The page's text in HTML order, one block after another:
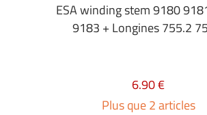
ESA winding stem 9180
9183 + Longines 755.2
6.90 €
Plus que 2 articles